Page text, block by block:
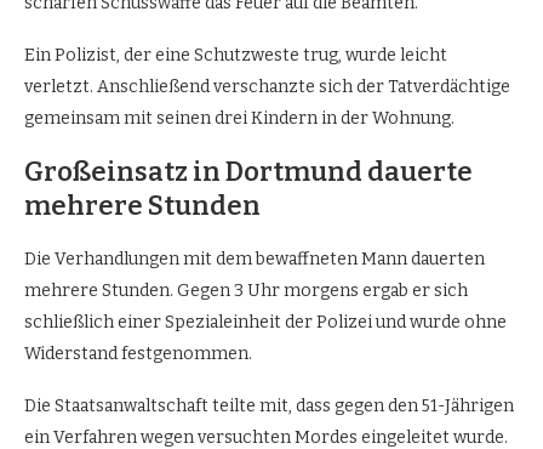
Ein Polizist, der eine Schutzweste trug, wurde leicht
verletzt. Anschließend verschanzte sich der Tatverdächtige
gemeinsam mit seinen drei Kindern in der Wohnung.
Großeinsatz in Dortmund dauerte
mehrere Stunden
Die Verhandlungen mit dem bewaffneten Mann dauerten
mehrere Stunden. Gegen 3 Uhr morgens ergab er sich
schließlich einer Spezialeinheit der Polizei und wurde ohne
Widerstand festgenommen.
Die Staatsanwaltschaft teilte mit, dass gegen den 51-Jährigen
ein Verfahren wegen versuchten Mordes eingeleitet wurde.